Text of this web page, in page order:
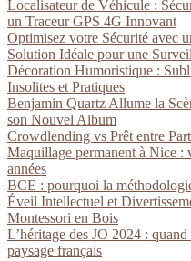
Localisateur de Véhicule :
un Traceur GPS 4G Innovant
Optimisez votre Sécurité avec
Solution Idéale pour une
Décoration Humoristique :
Insolites et Pratiques
Benjamin Quartz Allume la
son Nouvel Album
Crowdlending vs Prêt entre
Maquillage permanent à Nice :
années
BCE : pourquoi la
Éveil Intellectuel et
Montessori en Bois
L’héritage des JO 2024 :
paysage français